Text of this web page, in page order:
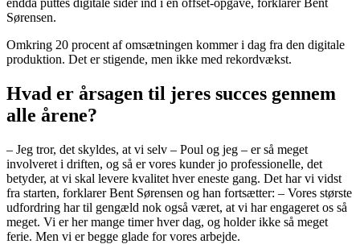
endda puttes digitale sider ind i en offset-opgave, forklarer Bent
Sørensen.
Omkring 20 procent af omsætningen kommer i dag fra den digitale
produktion. Det er stigende, men ikke med rekordvækst.
Hvad er årsagen til jeres succes gennem
alle årene?
– Jeg tror, det skyldes, at vi selv – Poul og jeg – er så meget
involveret i driften, og så er vores kunder jo professionelle, det
betyder, at vi skal levere kvalitet hver eneste gang. Det har vi vidst
fra starten, forklarer Bent Sørensen og han fortsætter: – Vores største
udfordring har til gengæld nok også været, at vi har engageret os så
meget. Vi er her mange timer hver dag, og holder ikke så meget
ferie. Men vi er begge glade for vores arbejde.